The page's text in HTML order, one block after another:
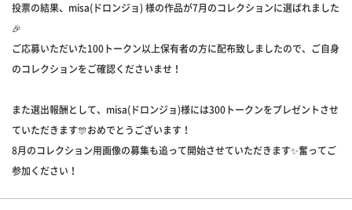
投票の結果、misa(ドロンジョ) 様の作品が7月のコレクションに選ばれました
🎉
ご応募いただいた100トークン以上保有者の方に配布致しましたので、ご自身
のコレクションをご確認くださいませ！
また選出報酬として、misa(ドロンジョ)様には300トークンをプレゼントさせ
ていただきます🎊おめでとうございます！
8月のコレクション用画像の募集も追って開始させていただきます✨奮ってご
参加ください！